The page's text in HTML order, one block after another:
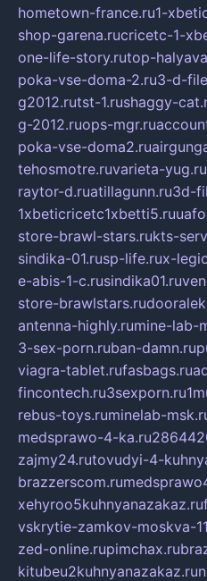
hometown-france.ru1-
shop-garena.rucricetc-1-
one-life-story.rutop-
poka-vse-doma-2.ru3-d-
g2012.rutst-1.rushaggy-
g-2012.ruops-mgr.ru
poka-vse-doma2.ru
tehosmotre.ruvarieta-yug.ru
raytor-d.ruatillagunn.ru3d-
1xbeticricetc1xbetti5.ru
store-brawl-stars.rukts-
sindika-01.rusp-life.rux-
e-abis-1-c.rusindika01.ru
store-brawlstars.ru
antenna-highly.rumine-lab-
3-sex-porn.ruban-damn.ru
viagra-tablet.rufasbags.ru
fincontech.ru3sexporn.ru
rebus-toys.ruminelab-
medsprawo-4-ka.ru
zajmy24.rutovudyi-4-
brazzerscom.ru
xehyroo5kuhnyanazakaz.ru
vskrytie-zamkov-moskva-
zed-online.rupimchax.ru
kitubeu2kuhnyanazakaz.ru